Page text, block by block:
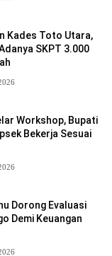
Kades Toto Utara,
SKPT 3.000
Workshop, Bupati
Bekerja Sesuai
Dorong Evaluasi
Demi Keuangan